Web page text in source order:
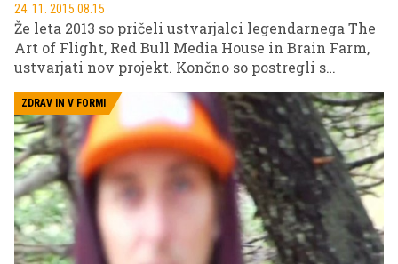
24. 11. 2015 08.15
Že leta 2013 so pričeli ustvarjalci legendarnega The
Art of Flight, Red Bull Media House in Brain Farm,
ustvarjati nov projekt. Končno so postregli s
toliko časa ni bilo slišati o Travisu Riceu.
ZDRAV IN V FORMI